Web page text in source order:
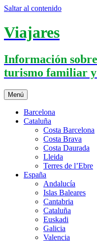
Saltar al contenido
Viajares
Información
turismo familiar y
Menú
Barcelona
Cataluña
Costa Barcelona
Costa Brava
Costa Daurada
Lleida
Terres de l’Ebre
España
Andalucía
Islas Baleares
Cantabria
Cataluña
Euskadi
Galicia
Valencia